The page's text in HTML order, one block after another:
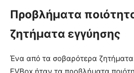
Προβλήματα
ζητήματα εγγύησης
Ένα από τα σοβαρότερα ζητήματα